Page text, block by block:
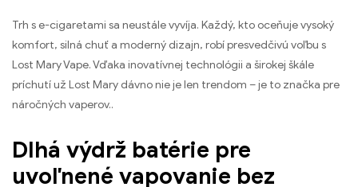
Trh s e-cigaretami sa neustále vyvíja. Každý, kto oceňuje vysoký
komfort, silná chuť a moderný dizajn, robí presvedčivú voľbu s
Lost Mary Vape. Vďaka inovatívnej technológii a širokej škále
príchutí už Lost Mary dávno nie je len trendom – je to značka pre
náročných vaperov..
Dlhá výdrž batérie pre
uvoľnené vapovanie bez